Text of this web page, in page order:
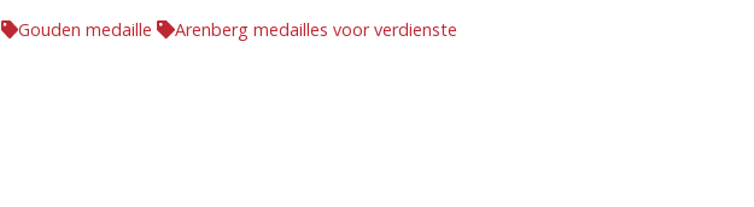
Gouden medaille
Arenberg medailles voor verdienste